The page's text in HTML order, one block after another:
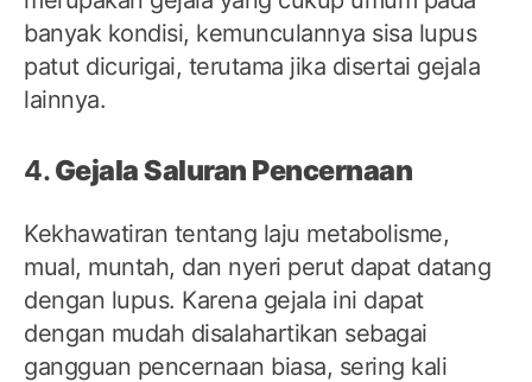
banyak kondisi, kemunculannya sisa lupus
patut dicurigai, terutama jika disertai gejala
lainnya.
4.Gejala Saluran Pencernaan
Kekhawatiran tentang laju metabolisme,
mual, muntah, dan nyeri perut dapat datang
dengan lupus. Karena gejala ini dapat
dengan mudah disalahartikan sebagai
gangguan pencernaan biasa, sering kali